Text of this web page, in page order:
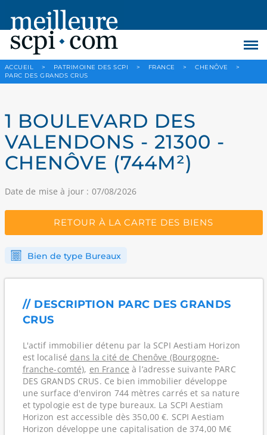
ACCUEIL > PATRIMOINE DES SCPI > FRANCE > CHENÔVE
>
PARC DES GRANDS CRUS
1 BOULEVARD DES
VALENDONS - 21300 -
CHENÔVE (744M²)
Date de mise à jour : 07/08/2026
RETOUR À LA CARTE DES BIENS
Bien de type Bureaux
// DESCRIPTION PARC DES GRANDS
CRUS
L'actif immobilier détenu par la SCPI Aestiam Horizon
est localisé dans la cité de Chenôve (Bourgogne-
franche-comté), en France à l’adresse suivante PARC
DES GRANDS CRUS. Ce bien immobilier développe
une surface d'environ 744 mètres carrés et sa nature
et typologie est de type bureaux. La SCPI Aestiam
Horizon est accessible dès 350,00 €. SCPI Aestiam
Horizon développe une capitalisation de 374,00 M€